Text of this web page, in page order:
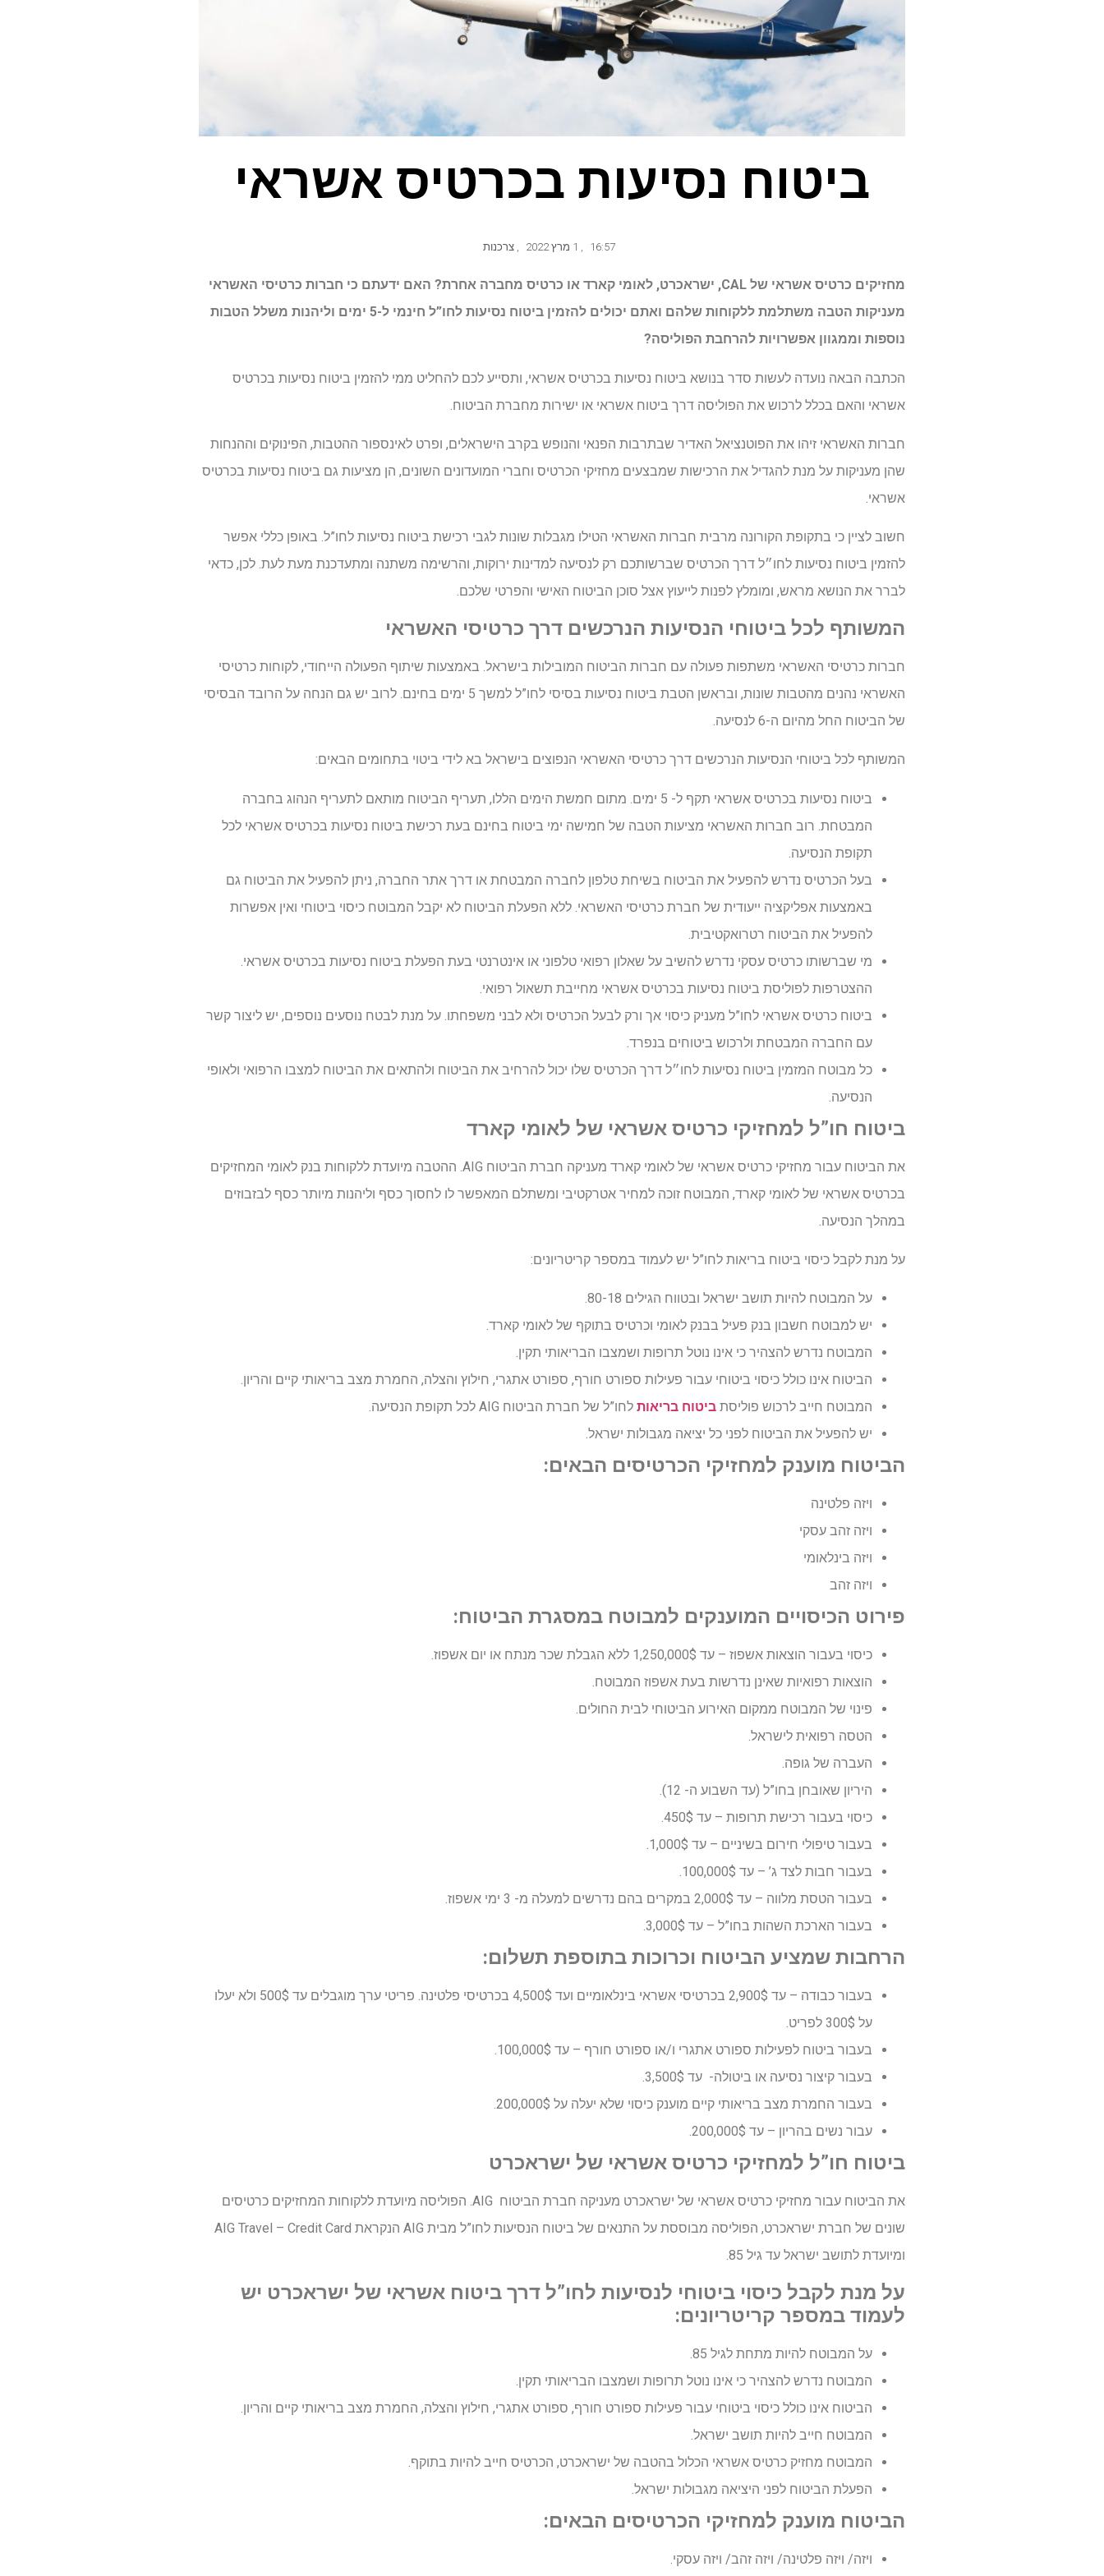
ביטוח נסיעות בכרטיס אשראי
16:57
,
, צרכנות
מחזיקים כרטיס אשראי של CAL, ישראכרט, לאומי קארד או כרטיס מחברה אחרת? האם ידעתם כי חברות כרטיסי האשראי
מעניקות הטבה משתלמת ללקוחות שלהם ואתם יכולים להזמין ביטוח נסיעות לחו”ל חינמי ל-5 ימים וליהנות משלל הטבות
נוספות וממגוון אפשרויות להרחבת הפוליסה?
הכתבה הבאה נועדה לעשות סדר בנושא ביטוח נסיעות בכרטיס אשראי, ותסייע לכם להחליט ממי להזמין ביטוח נסיעות בכרטיס
אשראי והאם בכלל לרכוש את הפוליסה דרך ביטוח אשראי או ישירות מחברת הביטוח.
חברות האשראי זיהו את הפוטנציאל האדיר שבתרבות הפנאי והנופש בקרב הישראלים, ופרט לאינספור ההטבות, הפינוקים וההנחות
שהן מעניקות על מנת להגדיל את הרכישות שמבצעים מחזיקי הכרטיס וחברי המועדונים השונים, הן מציעות גם ביטוח נסיעות בכרטיס
אשראי.
חשוב לציין כי בתקופת הקורונה מרבית חברות האשראי הטילו מגבלות שונות לגבי רכישת ביטוח נסיעות לחו”ל. באופן כללי אפשר
להזמין ביטוח נסיעות לחו״ל דרך הכרטיס שברשותכם רק לנסיעה למדינות ירוקות, והרשימה משתנה ומתעדכנת מעת לעת. לכן, כדאי
לברר את הנושא מראש, ומומלץ לפנות לייעוץ אצל סוכן הביטוח האישי והפרטי שלכם.
המשותף לכל ביטוחי הנסיעות הנרכשים דרך כרטיסי האשראי
חברות כרטיסי האשראי משתפות פעולה עם חברות הביטוח המובילות בישראל. באמצעות שיתוף הפעולה הייחודי, לקוחות כרטיסי
האשראי נהנים מהטבות שונות, ובראשן הטבת ביטוח נסיעות בסיסי לחו”ל למשך 5 ימים בחינם. לרוב יש גם הנחה על הרובד הבסיסי
של הביטוח החל מהיום ה-6 לנסיעה.
המשותף לכל ביטוחי הנסיעות הנרכשים דרך כרטיסי האשראי הנפוצים בישראל בא לידי ביטוי בתחומים הבאים:
ביטוח נסיעות בכרטיס אשראי תקף ל- 5 ימים. מתום חמשת הימים הללו, תעריף הביטוח מותאם לתעריף הנהוג בחברה
המבטחת. רוב חברות האשראי מציעות הטבה של חמישה ימי ביטוח בחינם בעת רכישת ביטוח נסיעות בכרטיס אשראי לכל
תקופת הנסיעה.
בעל הכרטיס נדרש להפעיל את הביטוח בשיחת טלפון לחברה המבטחת או דרך אתר החברה, ניתן להפעיל את הביטוח גם
באמצעות אפליקציה ייעודית של חברת כרטיסי האשראי. ללא הפעלת הביטוח לא יקבל המבוטח כיסוי ביטוחי ואין אפשרות
להפעיל את הביטוח רטרואקטיבית.
מי שברשותו כרטיס עסקי נדרש להשיב על שאלון רפואי טלפוני או אינטרנטי בעת הפעלת ביטוח נסיעות בכרטיס אשראי.
ההצטרפות לפוליסת ביטוח נסיעות בכרטיס אשראי מחייבת תשאול רפואי.
ביטוח כרטיס אשראי לחו”ל מעניק כיסוי אך ורק לבעל הכרטיס ולא לבני משפחתו. על מנת לבטח נוסעים נוספים, יש ליצור קשר
עם החברה המבטחת ולרכוש ביטוחים בנפרד.
כל מבוטח המזמין ביטוח נסיעות לחו״ל דרך הכרטיס שלו יכול להרחיב את הביטוח ולהתאים את הביטוח למצבו הרפואי ולאופי
הנסיעה.
ביטוח חו”ל למחזיקי כרטיס אשראי של לאומי קארד
את הביטוח עבור מחזיקי כרטיס אשראי של לאומי קארד מעניקה חברת הביטוח AIG. ההטבה מיועדת ללקוחות בנק לאומי המחזיקים
בכרטיס אשראי של לאומי קארד, המבוטח זוכה למחיר אטרקטיבי ומשתלם המאפשר לו לחסוך כסף וליהנות מיותר כסף לבזבוזים
במהלך הנסיעה.
על מנת לקבל כיסוי ביטוח בריאות לחו”ל יש לעמוד במספר קריטריונים:
על המבוטח להיות תושב ישראל ובטווח הגילים 80-18.
יש למבוטח חשבון בנק פעיל בבנק לאומי וכרטיס בתוקף של לאומי קארד.
המבוטח נדרש להצהיר כי אינו נוטל תרופות ושמצבו הבריאותי תקין.
הביטוח אינו כולל כיסוי ביטוחי עבור פעילות ספורט חורף, ספורט אתגרי, חילוץ והצלה, החמרת מצב בריאותי קיים והריון.
המבוטח חייב לרכוש פוליסת ביטוח בריאות לחו”ל של חברת הביטוח AIG לכל תקופת הנסיעה.
יש להפעיל את הביטוח לפני כל יציאה מגבולות ישראל.
הביטוח מוענק למחזיקי הכרטיסים הבאים:
ויזה פלטינה
ויזה זהב עסקי
ויזה בינלאומי
ויזה זהב
פירוט הכיסויים המוענקים למבוטח במסגרת הביטוח:
כיסוי בעבור הוצאות אשפוז – עד 1,250,000$ ללא הגבלת שכר מנתח או יום אשפוז.
הוצאות רפואיות שאינן נדרשות בעת אשפוז המבוטח.
פינוי של המבוטח ממקום האירוע הביטוחי לבית החולים.
הטסה רפואית לישראל.
העברה של גופה.
היריון שאובחן בחו”ל (עד השבוע ה- 12).
כיסוי בעבור רכישת תרופות – עד 450$.
בעבור טיפולי חירום בשיניים – עד 1,000$.
בעבור חבות לצד ג’ – עד 100,000$.
בעבור הטסת מלווה – עד 2,000$ במקרים בהם נדרשים למעלה מ- 3 ימי אשפוז.
בעבור הארכת השהות בחו”ל – עד 3,000$.
הרחבות שמציע הביטוח וכרוכות בתוספת תשלום:
בעבור כבודה – עד 2,900$ בכרטיסי אשראי בינלאומיים ועד 4,500$ בכרטיסי פלטינה. פריטי ערך מוגבלים עד 500$ ולא יעלו
על 300$ לפריט.
בעבור ביטוח לפעילות ספורט אתגרי ו/או ספורט חורף – עד 100,000$.
בעבור קיצור נסיעה או ביטולה- עד 3,500$.
בעבור החמרת מצב בריאותי קיים מוענק כיסוי שלא יעלה על 200,000$.
עבור נשים בהריון – עד 200,000$.
ביטוח חו”ל למחזיקי כרטיס אשראי של ישראכרט
את הביטוח עבור מחזיקי כרטיס אשראי של ישראכרט מעניקה חברת הביטוח AIG. הפוליסה מיועדת ללקוחות המחזיקים כרטיסים
שונים של חברת ישראכרט, הפוליסה מבוססת על התנאים של ביטוח הנסיעות לחו”ל מבית AIG הנקראת AIG Travel – Credit Card
ומיועדת לתושב ישראל עד גיל 85.
על מנת לקבל כיסוי ביטוחי לנסיעות לחו”ל דרך ביטוח אשראי של ישראכרט יש
לעמוד במספר קריטריונים:
על המבוטח להיות מתחת לגיל 85.
המבוטח נדרש להצהיר כי אינו נוטל תרופות ושמצבו הבריאותי תקין.
הביטוח אינו כולל כיסוי ביטוחי עבור פעילות ספורט חורף, ספורט אתגרי, חילוץ והצלה, החמרת מצב בריאותי קיים והריון.
המבוטח חייב להיות תושב ישראל.
המבוטח מחזיק כרטיס אשראי הכלול בהטבה של ישראכרט, הכרטיס חייב להיות בתוקף.
הפעלת הביטוח לפני היציאה מגבולות ישראל.
הביטוח מוענק למחזיקי הכרטיסים הבאים:
ויזה/ ויזה פלטינה/ ויזה זהב/ ויזה עסקי.